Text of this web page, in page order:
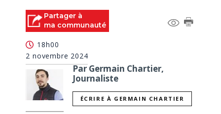
Partager à
ma communauté
18h00
2 novembre 2024
Par Germain Chartier,
Journaliste
ÉCRIRE À GERMAIN CHARTIER